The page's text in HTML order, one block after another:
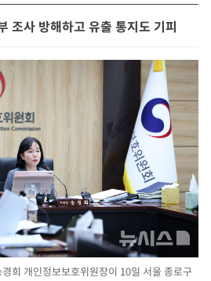
조사 방해하고 유출 통지도 기피
희 개인정보보호위원장이 10일 서울 종로구